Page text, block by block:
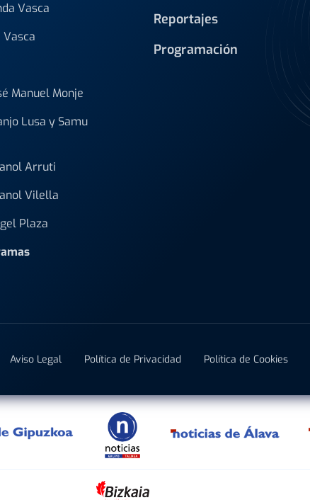
Vasca
Vasca
Manuel Monje
Lusa y Samu
Arruti
Vilella
Plaza
Reportajes
Programación
Aviso Legal Política de Privacidad Política de Cookies